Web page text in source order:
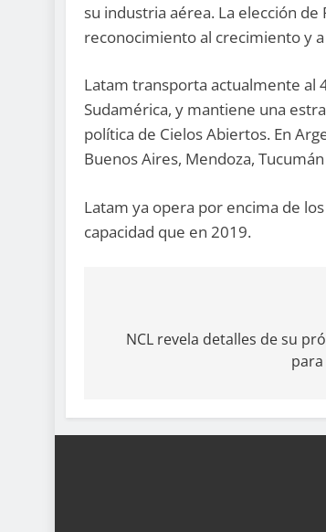
su industria aérea. La elección
reconocimiento al crecimiento y
Latam transporta actualmente al
Sudamérica, y mantiene una
política de Cielos Abiertos. En
Buenos Aires, Mendoza,
Latam ya opera por encima de
capacidad que en 2019.
NCL revela detalles de su